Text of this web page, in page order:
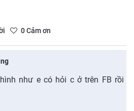
0Cảm ơn
hình như e có hỏi c ở trên FB rồi